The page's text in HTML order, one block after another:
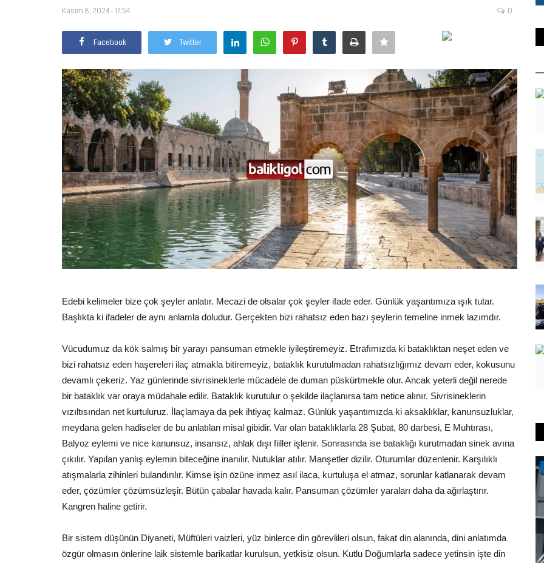
Kasım 8, 2024 - 17:54 0
Facebook Twitter
Edebi kelimeler bize çok şeyler anlatır. Mecazi de olsalar çok şeyler ifade eder. Günlük yaşantımıza ışık tutar.
Başlıkta ki ifadeler de aynı anlamla doludur. Gerçekten bizi rahatsız eden bazı şeylerin temeline inmek lazımdır.
Vücudumuz da kök salmış bir yarayı pansuman etmekle iyileştiremeyiz. Etrafımızda ki bataklıktan neşet eden ve
bizi rahatsız eden haşereleri ilaç atmakla bitiremeyiz, bataklık kurutulmadan rahatsızlığımız devam eder, kokusunu
devamlı çekeriz. Yaz günlerinde sivrisineklerle mücadele de duman püskürtmekle olur. Ancak yeterli değil nerede
bir bataklık var oraya müdahale edilir. Bataklık kurutulur o şekilde ilaçlanırsa tam netice alınır. Sivrisineklerin
vızıltısından net kurtuluruz. İlaçlamaya da pek ihtiyaç kalmaz. Günlük yaşantımızda ki aksaklıklar, kanunsuzluklar,
meydana gelen hadiseler de bu anlatılan misal gibidir. Var olan bataklıklarla 28 Şubat, 80 darbesi, E Muhtırası,
Balyoz eylemi ve nice kanunsuz, insansız, ahlak dışı fiiller işlenir. Sonrasında ise bataklığı kurutmadan sinek avına
çıkılır. Yapılan yanlış eylemin biteceğine inanılır. Nutuklar atılır. Manşetler dizilir. Oturumlar düzenlenir. Karşılıklı
atışmalarla zihinleri bulandırılır. Kimse işin özüne inmez asıl ilaca, kurtuluşa el atmaz, sorunlar katlanarak devam
eder, çözümler çözümsüzleşir. Bütün çabalar havada kalır. Pansuman çözümler yaraları daha da ağırlaştırır.
Kangren haline getirir.
Bir sistem düşünün Diyaneti, Müftüleri vaizleri, yüz binlerce din görevlileri olsun, fakat din alanında, dini anlatımda
özgür olmasın önlerine laik sistemle barikatlar kurulsun, yetkisiz olsun. Kutlu Doğumlarla sadece yetinsin işte din
Gündem Ekonomi